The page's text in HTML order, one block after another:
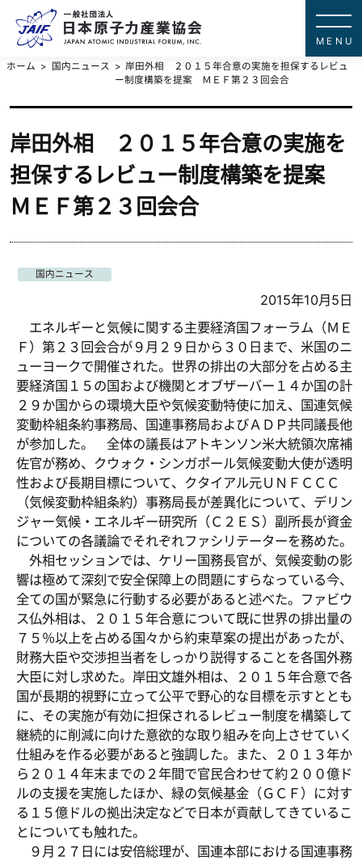
ホーム 国内ニュース
岸田外相 ２０１５年合意の実施を担保するレビュ
ー制度構築を提案 ＭＥＦ第２３回会合
岸田外相 ２０１５年合意の実施を
担保するレビュー制度構築を提案
ＭＥＦ第２３回会合
国内ニュース
2015年10月5日
エネルギーと気候に関する主要経済国フォーラム（ＭＥ
Ｆ）第２３回会合が９月２９日から３０日まで、米国のニ
ューヨークで開催された。世界の排出の大部分を占める主
要経済国１５の国および機関とオブザーバー１４か国の計
２９か国からの環境大臣や気候変動特使に加え、国連気候
変動枠組条約事務局、国連事務局およびＡＤＰ共同議長他
が参加した。 全体の議長はアトキンソン米大統領次席補
佐官が務め、クウォク・シンガポール気候変動大使が透明
性および長期目標について、クタイアル元ＵＮＦＣＣＣ
（気候変動枠組条約）事務局長が差異化について、デリン
ジャー気候・エネルギー研究所（Ｃ２ＥＳ）副所長が資金
についての各議論でそれぞれファシリテーターを務めた。
外相セッションでは、ケリー国務長官が、気候変動の影
響は極めて深刻で安全保障上の問題にすらなっている今、
全ての国が緊急に行動する必要があると述べた。ファビウ
ス仏外相は、２０１５年合意について既に世界の排出量の
７５％以上を占める国々から約束草案の提出があったが、
財務大臣や交渉担当者をしっかり説得することを各国外務
大臣に対し求めた。岸田文雄外相は、２０１５年合意で各
国が長期的視野に立って公平で野心的な目標を示すととも
に、その実施が有効に担保されるレビュー制度を構築して
継続的に削減に向けた意欲的な取り組みを向上させていく
仕組みを作る必要があると強調した。また、２０１３年か
ら２０１４年末までの２年間で官民合わせて約２００億ド
ルの支援を実施したほか、緑の気候基金（ＧＣＦ）に対す
る１５億ドルの拠出決定などで日本が貢献してきているこ
とについても触れた。
９月２７日には安倍総理が、国連本部における国連事務